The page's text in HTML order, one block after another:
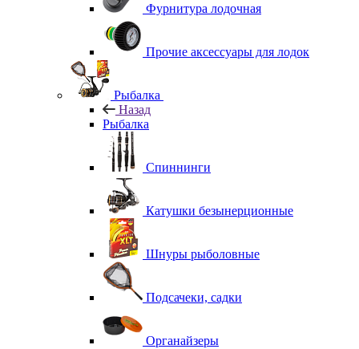
Фурнитура лодочная
Прочие аксессуары для лодок
Рыбалка
Назад
Рыбалка
Спиннинги
Катушки безынерционные
Шнуры рыболовные
Подсачеки, садки
Органайзеры